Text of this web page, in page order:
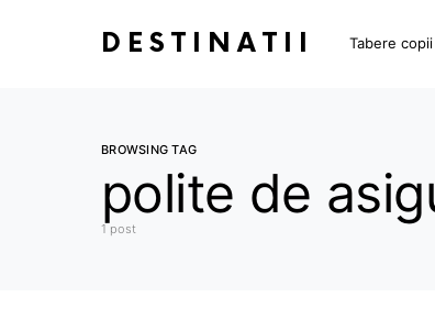
DESTINATII Tabere copii
BROWSING TAG
polite de
1 post